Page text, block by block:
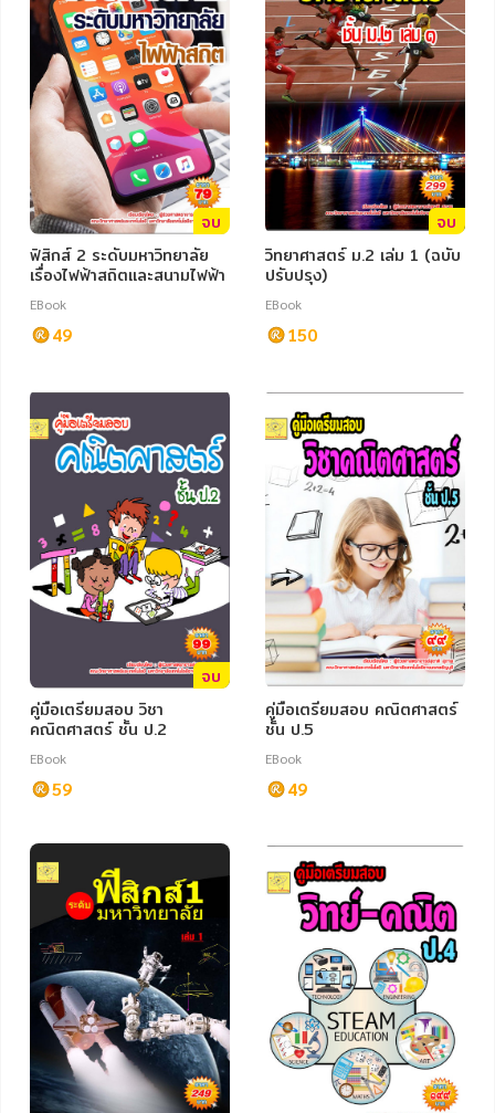
จบ
ฟิสิกส์ 2 ระดับมหาวิทยาลัย
เรื่องไฟฟ้าสถิตและสนามไฟฟ้า
EBook
49
จบ
วิทยาศาสตร์ ม.2 เล่ม 1 (ฉบับ
ปรับปรุง)
EBook
150
จบ
คู่มือเตรียมสอบ วิชา
คณิตศาสตร์ ชั้น ป.2
EBook
59
คู่มือเตรียมสอบ คณิตศาสตร์
ชั้น ป.5
EBook
49